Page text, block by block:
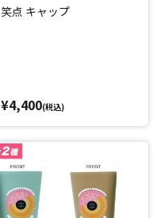
笑点 キャップ
¥4,400(税込)